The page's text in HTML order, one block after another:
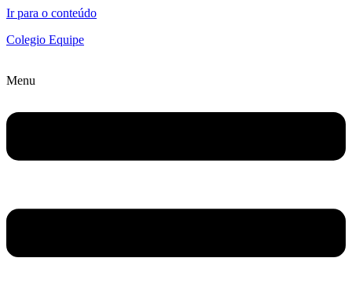
Ir para o conteúdo
Colegio Equipe
Menu